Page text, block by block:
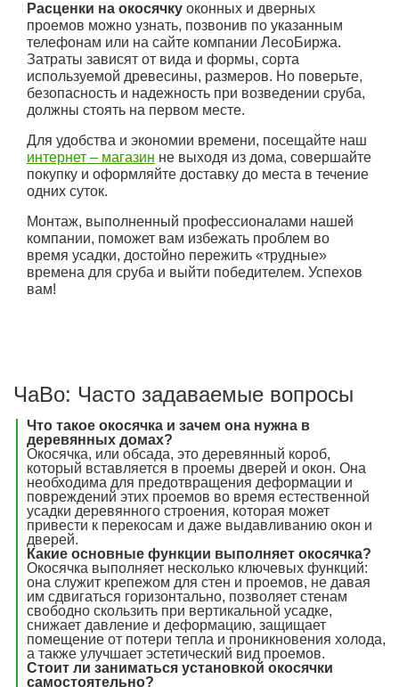
Расценки на окосячку оконных и дверных
проемов можно узнать, позвонив по указанным
телефонам или на сайте компании ЛесоБиржа.
Затраты зависят от вида и формы, сорта
используемой древесины, размеров. Но поверьте,
безопасность и надежность при возведении сруба,
должны стоять на первом месте.
Для удобства и экономии времени, посещайте наш
интернет – магазин не выходя из дома, совершайте
покупку и оформляйте доставку до места в течение
одних суток.
Монтаж, выполненный профессионалами нашей
компании, поможет вам избежать проблем во
время усадки, достойно пережить «трудные»
времена для сруба и выйти победителем. Успехов
вам!
ЧаВо: Часто задаваемые вопросы
Что такое окосячка и зачем она нужна в
деревянных домах?
Окосячка, или обсада, это деревянный короб,
который вставляется в проемы дверей и окон. Она
необходима для предотвращения деформации и
повреждений этих проемов во время естественной
усадки деревянного строения, которая может
привести к перекосам и даже выдавливанию окон и
дверей.
Какие основные функции выполняет окосячка?
Окосячка выполняет несколько ключевых функций:
она служит крепежом для стен и проемов, не давая
им сдвигаться горизонтально, позволяет стенам
свободно скользить при вертикальной усадке,
снижает давление и деформацию, защищает
помещение от потери тепла и проникновения холода,
а также улучшает эстетический вид проемов.
Стоит ли заниматься установкой окосячки
самостоятельно?